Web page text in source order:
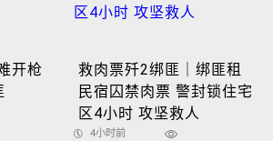
开枪
救肉票歼2绑匪｜绑匪租
民宿囚禁肉票 警封锁住宅
区4小时 攻坚救人
4小时前